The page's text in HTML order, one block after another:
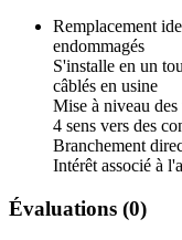
Remplacement
endommagés
S'installe en un
câblés en usine
Mise à niveau
4 sens vers des
Branchement
Intérêt associé à
Évaluations (0)